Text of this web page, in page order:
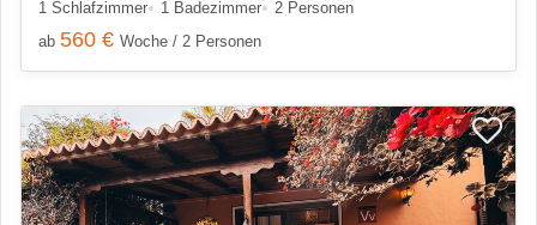
1 Schlafzimmer
1 Badezimmer
2 Personen
ab 560 € Woche / 2 Personen